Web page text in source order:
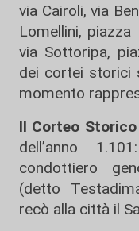
via Cairoli, via
Lomellini, piazza
via Sottoripa,
dei cortei storici
momento
Il Corteo Storico
dell’anno
condottiero
(detto
recò alla città il